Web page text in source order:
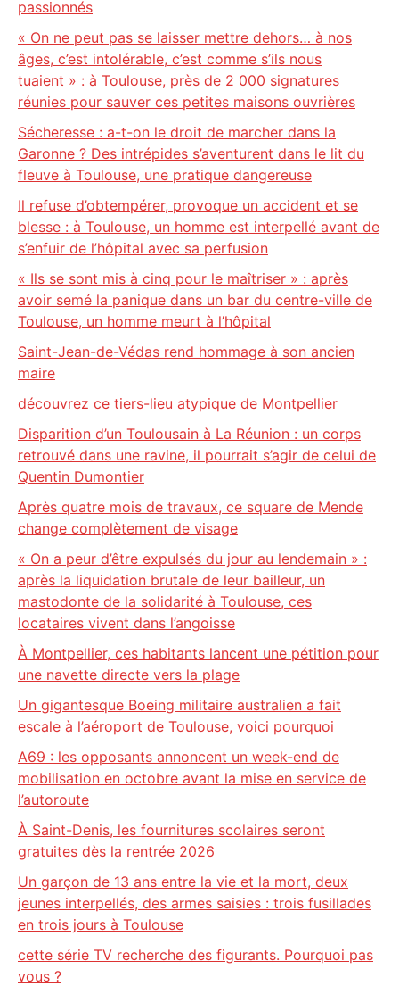
passionnés
« On ne peut pas se laisser mettre dehors… à nos
âges, c’est intolérable, c’est comme s’ils nous
tuaient » : à Toulouse, près de 2 000 signatures
réunies pour sauver ces petites maisons ouvrières
Sécheresse : a-t-on le droit de marcher dans la
Garonne ? Des intrépides s’aventurent dans le lit du
fleuve à Toulouse, une pratique dangereuse
Il refuse d’obtempérer, provoque un accident et se
blesse : à Toulouse, un homme est interpellé avant de
s’enfuir de l’hôpital avec sa perfusion
« Ils se sont mis à cinq pour le maîtriser » : après
avoir semé la panique dans un bar du centre-ville de
Toulouse, un homme meurt à l’hôpital
Saint-Jean-de-Védas rend hommage à son ancien
maire
découvrez ce tiers-lieu atypique de Montpellier
Disparition d’un Toulousain à La Réunion : un corps
retrouvé dans une ravine, il pourrait s’agir de celui de
Quentin Dumontier
Après quatre mois de travaux, ce square de Mende
change complètement de visage
« On a peur d’être expulsés du jour au lendemain » :
après la liquidation brutale de leur bailleur, un
mastodonte de la solidarité à Toulouse, ces
locataires vivent dans l’angoisse
À Montpellier, ces habitants lancent une pétition pour
une navette directe vers la plage
Un gigantesque Boeing militaire australien a fait
escale à l’aéroport de Toulouse, voici pourquoi
A69 : les opposants annoncent un week-end de
mobilisation en octobre avant la mise en service de
l’autoroute
À Saint-Denis, les fournitures scolaires seront
gratuites dès la rentrée 2026
Un garçon de 13 ans entre la vie et la mort, deux
jeunes interpellés, des armes saisies : trois fusillades
en trois jours à Toulouse
cette série TV recherche des figurants. Pourquoi pas
vous ?